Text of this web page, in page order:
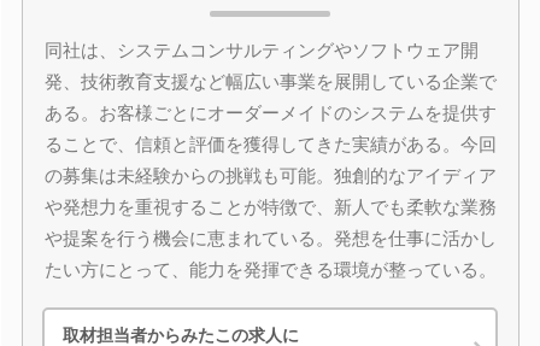
同社は、システムコンサルティングやソフトウェア開
発、技術教育支援など幅広い事業を展開している企業で
ある。お客様ごとにオーダーメイドのシステムを提供す
ることで、信頼と評価を獲得してきた実績がある。今回
の募集は未経験からの挑戦も可能。独創的なアイディア
や発想力を重視することが特徴で、新人でも柔軟な業務
や提案を行う機会に恵まれている。発想を仕事に活かし
たい方にとって、能力を発揮できる環境が整っている。
取材担当者からみたこの求人に